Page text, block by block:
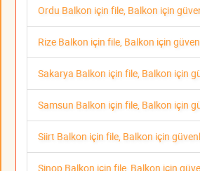
Ordu Balkon için file, Balkon için
Rize Balkon için file, Balkon için
Sakarya Balkon için file, Balkon için
Samsun Balkon için file, Balkon için
Siirt Balkon için file, Balkon için
Sinop Balkon için file, Balkon için